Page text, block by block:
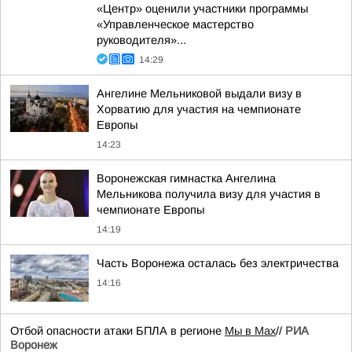
«Центр» оценили участники программы
«Управленческое мастерство
руководителя»...
14:29
Ангелине Мельниковой выдали визу в
Хорватию для участия на чемпионате
Европы
14:23
Воронежская гимнастка Ангелина
Мельникова получила визу для участия в
чемпионате Европы
14:19
Часть Воронежа осталась без электричества
14:16
Отбой опасности атаки БПЛА в регионе Мы в Мах// РИА
Воронеж